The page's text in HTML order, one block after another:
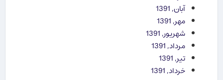
آبان, 1391
مهر, 1391
شهریور, 1391
مرداد, 1391
تیر, 1391
خرداد, 1391